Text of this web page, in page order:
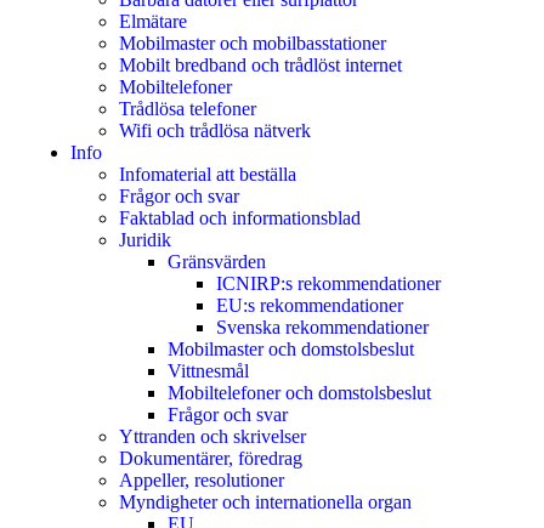
Elmätare
Mobilmaster och mobilbasstationer
Mobilt bredband och trådlöst internet
Mobiltelefoner
Trådlösa telefoner
Wifi och trådlösa nätverk
Info
Infomaterial att beställa
Frågor och svar
Faktablad och informationsblad
Juridik
Gränsvärden
ICNIRP:s rekommendationer
EU:s rekommendationer
Svenska rekommendationer
Mobilmaster och domstolsbeslut
Vittnesmål
Mobiltelefoner och domstolsbeslut
Frågor och svar
Yttranden och skrivelser
Dokumentärer, föredrag
Appeller, resolutioner
Myndigheter och internationella organ
EU